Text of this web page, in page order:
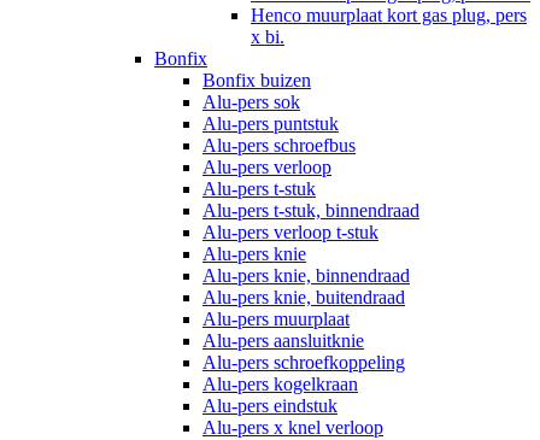
Henco muurplaat kort gas plug, pers
x bi.
Bonfix
Bonfix buizen
Alu-pers sok
Alu-pers puntstuk
Alu-pers schroefbus
Alu-pers verloop
Alu-pers t-stuk
Alu-pers t-stuk, binnendraad
Alu-pers verloop t-stuk
Alu-pers knie
Alu-pers knie, binnendraad
Alu-pers knie, buitendraad
Alu-pers muurplaat
Alu-pers aansluitknie
Alu-pers schroefkoppeling
Alu-pers kogelkraan
Alu-pers eindstuk
Alu-pers x knel verloop